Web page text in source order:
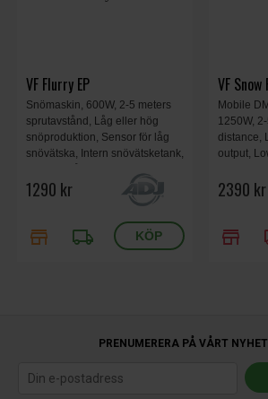
VF Flurry EP
Snömaskin, 600W, 2-5 meters
sprutavstånd, Låg eller hög
snöproduktion, Sensor för låg
snövätska, Intern snövätsketank,
trådbunden fjärrkontroll VFFR,
340x255x200mm, 3,8 kg.
1290 kr
store local_shipping
VF Snow
Mobile
1250W,
distance,
output,
Fluid level
TR
2390 kr
store
PRENUMERERA PÅ VÅRT